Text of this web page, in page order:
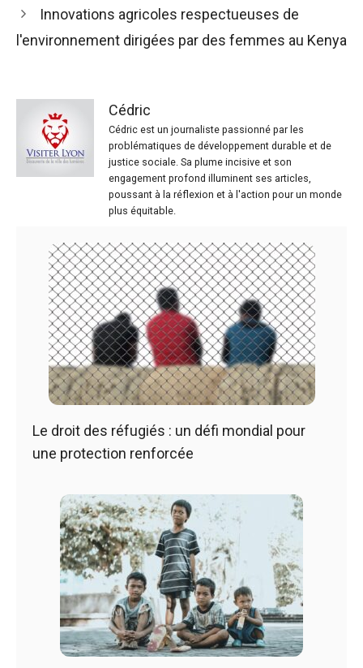
Innovations agricoles respectueuses de
l'environnement dirigées par des femmes au Kenya
Cédric
Cédric est un journaliste passionné par les
problématiques de développement durable et de
justice sociale. Sa plume incisive et son
engagement profond illuminent ses articles,
poussant à la réflexion et à l'action pour un monde
plus équitable.
Le droit des réfugiés : un défi mondial pour
une protection renforcée